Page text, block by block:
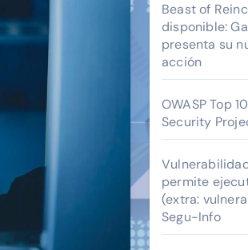
Beast of
disponible:
presenta su
acción
OWASP Top
Security
permite
(extra:
Segu-Info